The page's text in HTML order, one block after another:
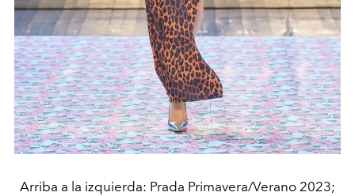
Arriba a la izquierda: Prada Primavera/Verano 2023;